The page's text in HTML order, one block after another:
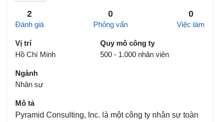
2
Đánh giá
0
Phỏng vấn
0
Việc làm
Vị trí
Hồ Chí Minh
Quy mô công ty
500 - 1.000 nhân viên
Ngành
Nhân sự
Mô tả
Pyramid Consulting, Inc. là một công ty nhân sự toàn